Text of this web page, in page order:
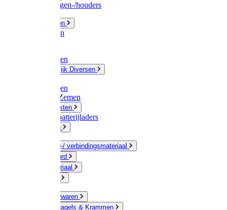
Slangenwagen-/houders
Olie / Vetten
Chemicalien
Plasticzakken
Huishoudelijk Diversen
Zaksluitingen
Sponzen / Zemen
Zeepprodukten
Batterij & batterijladers
Zaklampen
Verpakking-/ verbindingsmateriaal
Touw / Koord
Afdekmateriaal
Kleine ijzerwaren
Spijkers, Nagels & Krammen